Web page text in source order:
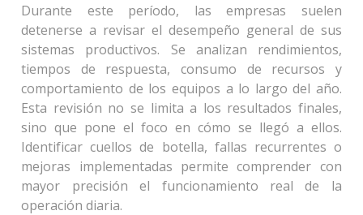
Durante este período, las empresas suelen
detenerse a revisar el desempeño general de sus
sistemas productivos. Se analizan rendimientos,
tiempos de respuesta, consumo de recursos y
comportamiento de los equipos a lo largo del año.
Esta revisión no se limita a los resultados finales,
sino que pone el foco en cómo se llegó a ellos.
Identificar cuellos de botella, fallas recurrentes o
mejoras implementadas permite comprender con
mayor precisión el funcionamiento real de la
operación diaria.